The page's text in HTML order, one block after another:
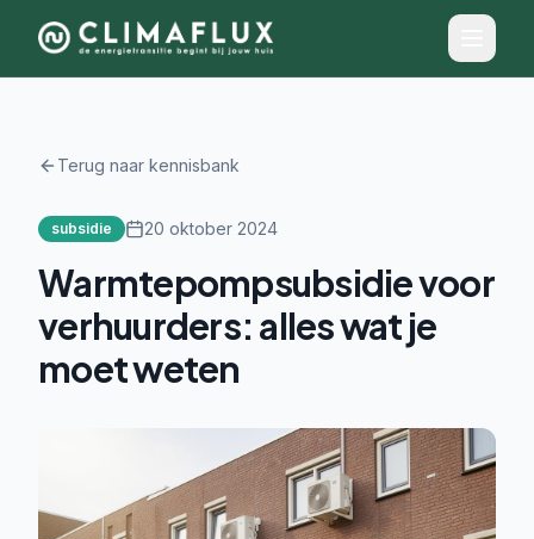
Terug naar kennisbank
subsidie 20 oktober 2024
Warmtepompsubsidie voor
verhuurders: alles wat je
moet weten